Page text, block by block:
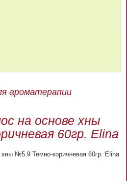
ароматерапии
на основе хны
60гр. Elina
№5.9 Темно-коричневая 60гр. Elina